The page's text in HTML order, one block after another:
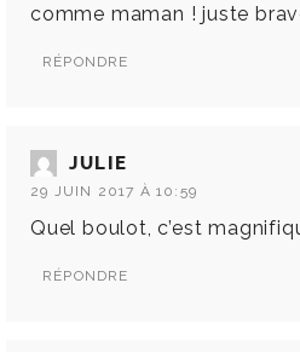
comme maman ! juste
RÉPONDRE
JULIE
29 JUIN 2017 À 10:59
Quel boulot, c’est
RÉPONDRE